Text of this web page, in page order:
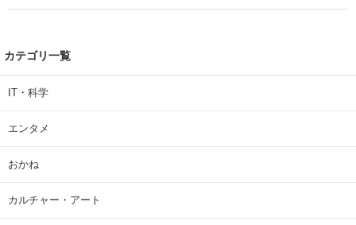
| 大学 ねとらぼリサーチ
カテゴリ一覧
IT・科学
エンタメ
おかね
カルチャー・アート